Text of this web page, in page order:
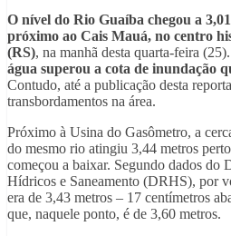
O nível do Rio Guaíba chegou a
próximo ao Cais Mauá, no centro
(RS), na manhã desta quarta-feira (25).
água superou a cota de inundação
Contudo, até a publicação desta
transbordamentos na área.
Próximo à Usina do Gasômetro, a
do mesmo rio atingiu 3,44 metros
começou a baixar. Segundo dados do
Hídricos e Saneamento (DRHS), por
era de 3,43 metros – 17 centímetros
que, naquele ponto, é de 3,60 metros.